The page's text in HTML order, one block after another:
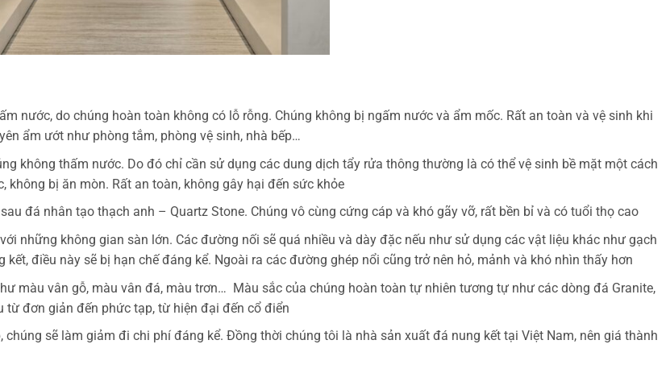
nước, do chúng hoàn toàn không có lỗ rỗng. Chúng không bị ngấm nước và ẩm mốc. Rất an toàn và vệ sinh khi
ẩm ướt như phòng tắm, phòng vệ sinh, nhà bếp…
không thấm nước. Do đó chỉ cần sử dụng các dung dịch tẩy rửa thông thường là có thể vệ sinh bề mặt một cách
bị ăn mòn. Rất an toàn, không gây hại đến sức khỏe
đá nhân tạo thạch anh – Quartz Stone. Chúng vô cùng cứng cáp và khó gãy vỡ, rất bền bỉ và có tuổi thọ cao
những không gian sàn lớn. Các đường nối sẽ quá nhiều và dày đặc nếu như sử dụng các vật liệu khác như gạch
điều này sẽ bị hạn chế đáng kể. Ngoài ra các đường ghép nổi cũng trở nên hỏ, mảnh và khó nhìn thấy hơn
màu vân gỗ, màu vân đá, màu trơn… Màu sắc của chúng hoàn toàn tự nhiên tương tự như các dòng đá Granite,
từ đơn giản đến phức tạp, từ hiện đại đến cổ điển
sẽ làm giảm đi chi phí đáng kể. Đồng thời chúng tôi là nhà sản xuất đá nung kết tại Việt Nam, nên giá thành